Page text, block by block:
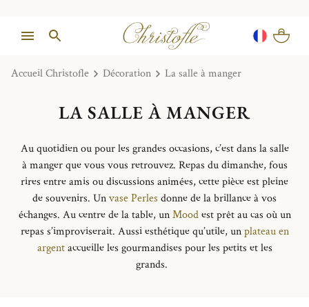
Accueil Christofle Décoration La salle à manger
LA SALLE À MANGER
Au quotidien ou pour les grandes occasions, c’est dans la salle
à manger que vous vous retrouvez. Repas du dimanche, fous
rires entre amis ou discussions animées, cette pièce est pleine
de souvenirs. Unvase Perles donne de la brillance à vos
échanges. Au centre de la table, unMoodest prêt au cas où un
repas s’improviserait. Aussi esthétique qu’utile, unplateau en
argentaccueille les gourmandises pour les petits et les
grands.